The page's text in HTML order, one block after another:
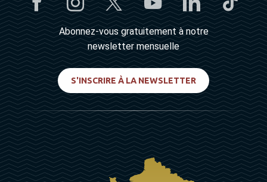
Abonnez-vous gratuitement à notre
newsletter mensuelle
S'INSCRIRE À LA NEWSLETTER